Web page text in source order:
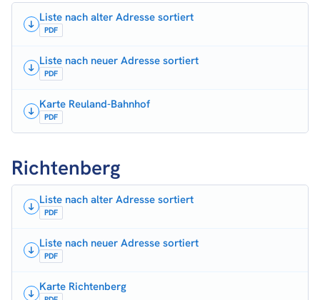
Liste nach alter Adresse sortiert
PDF
Liste nach neuer Adresse sortiert
PDF
Karte Reuland-Bahnhof
PDF
Richtenberg
Liste nach alter Adresse sortiert
PDF
Liste nach neuer Adresse sortiert
PDF
Karte Richtenberg